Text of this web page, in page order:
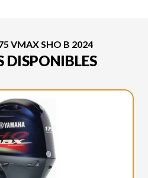
VMAX SHO B 2024
DISPONIBLES